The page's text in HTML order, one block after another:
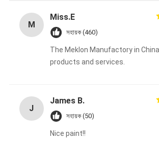
M
Miss.E
সহায়ক (460)
The Meklon Manufactory in
products and services.
J
James B.
সহায়ক (50)
Nice paint!!